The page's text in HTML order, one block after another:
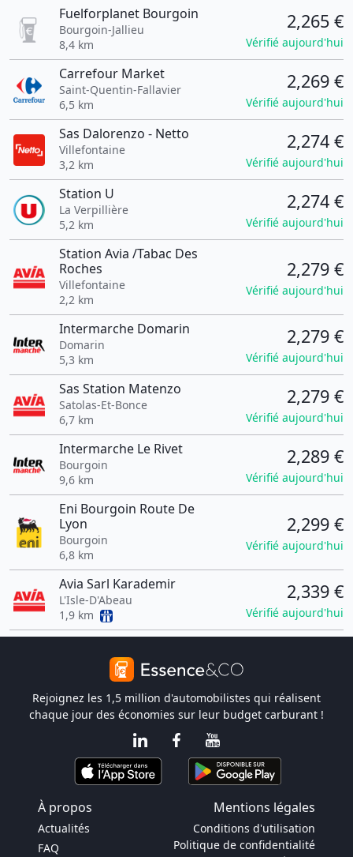
Fuelforplanet Bourgoin
Bourgoin-Jallieu
8,4 km
2,265 €
Vérifié aujourd'hui
Carrefour Market
Saint-Quentin-Fallavier
6,5 km
2,269 €
Vérifié aujourd'hui
Sas Dalorenzo - Netto
Villefontaine
3,2 km
2,274 €
Vérifié aujourd'hui
Station U
La Verpillière
5,2 km
2,274 €
Vérifié aujourd'hui
Station Avia /Tabac Des
Roches
Villefontaine
2,2 km
2,279 €
Vérifié aujourd'hui
Intermarche Domarin
Domarin
5,3 km
2,279 €
Vérifié aujourd'hui
Sas Station Matenzo
Satolas-Et-Bonce
6,7 km
2,279 €
Vérifié aujourd'hui
Intermarche Le Rivet
Bourgoin
9,6 km
2,289 €
Vérifié aujourd'hui
Eni Bourgoin Route De
Lyon
Bourgoin
6,8 km
2,299 €
Vérifié aujourd'hui
Avia Sarl Karademir
L'Isle-D'Abeau
1,9 km
2,339 €
Vérifié aujourd'hui
Rejoignez les 1,5 million d'automobilistes qui réalisent
chaque jour des économies sur leur budget carburant !
À propos Mentions légales
Actualités
FAQ
Conditions d'utilisation
Politique de confidentialité